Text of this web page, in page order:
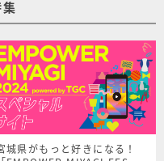
城県がもっと好きになる！